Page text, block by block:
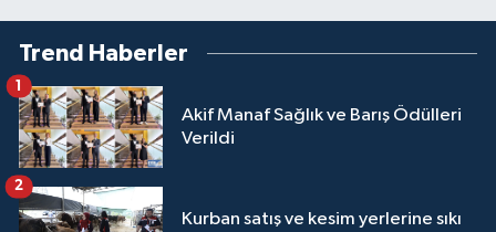
Trend Haberler
Akif Manaf Sağlık ve Barış Ödülleri
Verildi
1
Kurban satış ve kesim yerlerine sıkı
2